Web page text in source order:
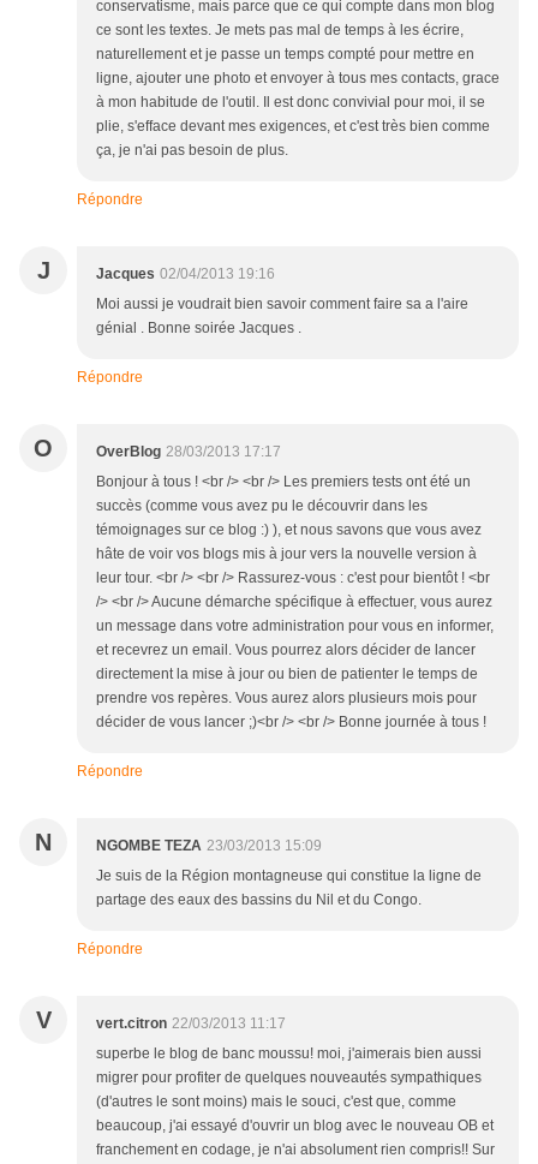
conservatisme, mais parce que ce qui compte dans mon blog
ce sont les textes. Je mets pas mal de temps à les écrire,
naturellement et je passe un temps compté pour mettre en
ligne, ajouter une photo et envoyer à tous mes contacts, grace
à mon habitude de l'outil. Il est donc convivial pour moi, il se
plie, s'efface devant mes exigences, et c'est très bien comme
ça, je n'ai pas besoin de plus.
Répondre
J Jacques 02/04/2013 19:16
Moi aussi je voudrait bien savoir comment faire sa a l'aire
génial . Bonne soirée Jacques .
Répondre
O OverBlog 28/03/2013 17:17
Bonjour à tous ! <br /> <br /> Les premiers tests ont été un
succès (comme vous avez pu le découvrir dans les
témoignages sur ce blog :) ), et nous savons que vous avez
hâte de voir vos blogs mis à jour vers la nouvelle version à
leur tour. <br /> <br /> Rassurez-vous : c'est pour bientôt ! <br
/> <br /> Aucune démarche spécifique à effectuer, vous aurez
un message dans votre administration pour vous en informer,
et recevrez un email. Vous pourrez alors décider de lancer
directement la mise à jour ou bien de patienter le temps de
prendre vos repères. Vous aurez alors plusieurs mois pour
décider de vous lancer ;)<br /> <br /> Bonne journée à tous !
Répondre
N NGOMBE TEZA 23/03/2013 15:09
Je suis de la Région montagneuse qui constitue la ligne de
partage des eaux des bassins du Nil et du Congo.
Répondre
V vert.citron 22/03/2013 11:17
superbe le blog de banc moussu! moi, j'aimerais bien aussi
migrer pour profiter de quelques nouveautés sympathiques
(d'autres le sont moins) mais le souci, c'est que, comme
beaucoup, j'ai essayé d'ouvrir un blog avec le nouveau OB et
franchement en codage, je n'ai absolument rien compris!! Sur